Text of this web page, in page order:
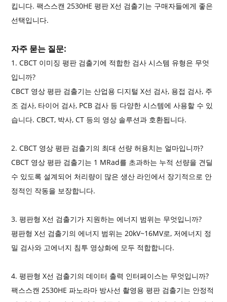
킵니다. 팩스스캔 2530HE 평판 X선 검출기는 구매자들에게 좋은
선택입니다.
자주 묻는 질문:
1. CBCT 이미징 평판 검출기에 적합한 검사 시스템 유형은 무엇
입니까?
CBCT 영상 평판 검출기는 산업용 디지털 X선 검사, 용접 검사, 주
조 검사, 타이어 검사, PCB 검사 등 다양한 시스템에 사용할 수 있
습니다. CBCT, 박사, CT 등의 영상 솔루션과 호환됩니다.
2. CBCT 영상 평판 검출기의 최대 선량 허용치는 얼마입니까?
CBCT 영상 평판 검출기는 1 MRad를 초과하는 누적 선량을 견딜
수 있도록 설계되어 처리량이 많은 생산 라인에서 장기적으로 안
정적인 작동을 보장합니다.
3. 평판형 X선 검출기가 지원하는 에너지 범위는 무엇입니까?
평판형 X선 검출기의 에너지 범위는 20kV~16MV로, 저에너지 정
밀 검사와 고에너지 침투 영상화에 모두 적합합니다.
4. 평판형 X선 검출기의 데이터 출력 인터페이스는 무엇입니까?
팩스스캔 2530HE 파노라마 방사선 촬영용 평판 검출기는 안정적